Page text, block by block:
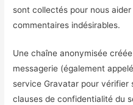
sont collectés pour nous
commentaires indésirables.
Une chaîne anonymisée
messagerie (également
service Gravatar pour vérifier
clauses de confidentialité du